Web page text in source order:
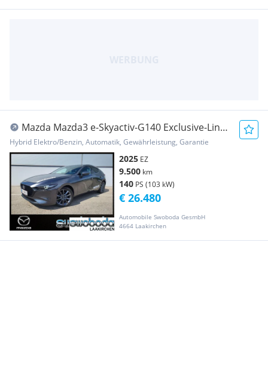
Mazda Mazda3 e-Skyactiv-G140 Exclusive-Line
Aut.
Hybrid Elektro/Benzin, Automatik, Gewährleistung, Garantie
2025 EZ
9.500 km
140 PS (103 kW)
Automobile Swoboda GesmbH
4664 Laakirchen
€ 26.480